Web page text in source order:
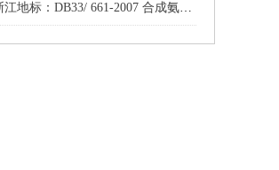
地标：DB33/ 661-2007 合成氨（大型）单位综合能耗限额及计算方法